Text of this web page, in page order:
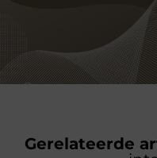
Gerelateerde